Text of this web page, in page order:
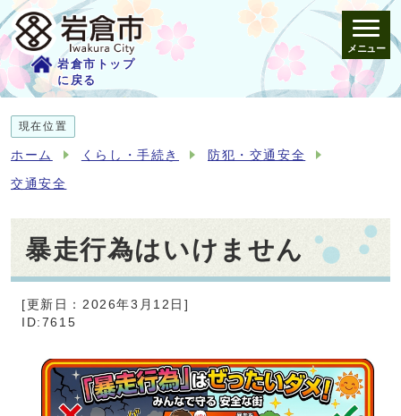
岩倉市トップ
に戻る
メニュー
現在位置
ホーム くらし・手続き 防犯・交通安全
交通安全
暴走行為はいけません
[更新日：2026年3月12日]
ID:7615